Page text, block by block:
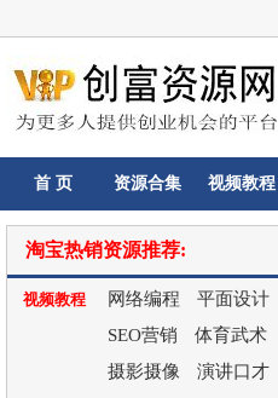
首 页 资源合集 视频教程
淘宝热销资源推荐:
视频教程 网络编程 平面设计
SEO营销
体育武术
摄影摄像
演讲口才